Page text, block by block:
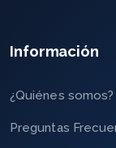
Información
¿Quiénes somos?
Preguntas